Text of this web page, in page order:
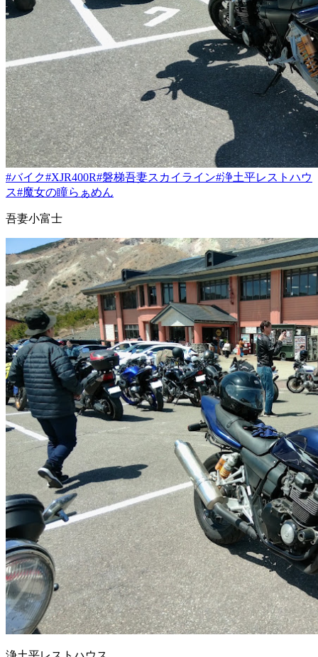
#バイク#XJR400R#磐梯吾妻スカイライン#浄土平レストハウ
ス#魔女の瞳らぁめん
吾妻小富士